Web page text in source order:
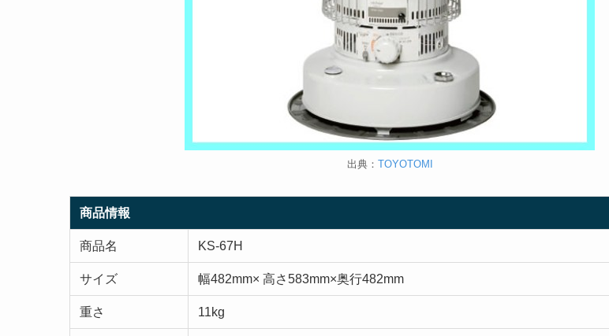
出典： TOYOTOMI
商品情報
商品名 KS-67H
サイズ 幅482mm× 高さ583mm×奥行482mm
重さ 11kg